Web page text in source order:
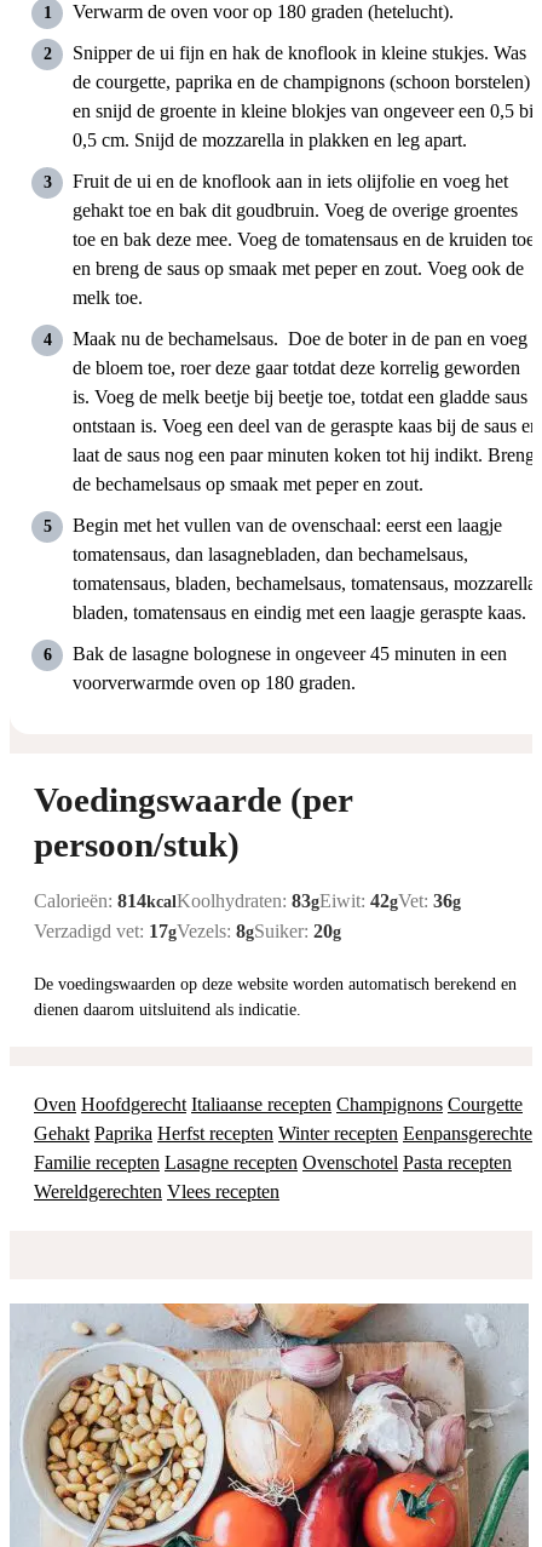
Verwarm de oven voor op 180 graden (hetelucht).
Snipper de ui fijn en hak de knoflook in kleine stukjes. Was
de courgette, paprika en de champignons (schoon borstelen)
en snijd de groente in kleine blokjes van ongeveer een 0,5 bij
0,5 cm. Snijd de mozzarella in plakken en leg apart.
Fruit de ui en de knoflook aan in iets olijfolie en voeg het
gehakt toe en bak dit goudbruin. Voeg de overige groentes
toe en bak deze mee. Voeg de tomatensaus en de kruiden toe
en breng de saus op smaak met peper en zout. Voeg ook de
melk toe.
Maak nu de bechamelsaus. Doe de boter in de pan en voeg
de bloem toe, roer deze gaar totdat deze korrelig geworden
is. Voeg de melk beetje bij beetje toe, totdat een gladde saus
ontstaan is. Voeg een deel van de geraspte kaas bij de saus en
laat de saus nog een paar minuten koken tot hij indikt. Breng
de bechamelsaus op smaak met peper en zout.
Begin met het vullen van de ovenschaal: eerst een laagje
tomatensaus, dan lasagnebladen, dan bechamelsaus,
tomatensaus, bladen, bechamelsaus, tomatensaus, mozzarella,
bladen, tomatensaus en eindig met een laagje geraspte kaas.
Bak de lasagne bolognese in ongeveer 45 minuten in een
voorverwarmde oven op 180 graden.
Voedingswaarde (per
persoon/stuk)
Calorieën: 814kcalKoolhydraten: 83gEiwit: 42gVet: 36g
Verzadigd vet: 17gVezels: 8gSuiker: 20g
De voedingswaarden op deze website worden automatisch berekend en
dienen daarom uitsluitend als indicatie.
Oven Hoofdgerecht Italiaanse recepten Champignons Courgette
Gehakt Paprika Herfst recepten Winter recepten Eenpansgerechten
Familie recepten Lasagne recepten Ovenschotel Pasta recepten
Wereldgerechten Vlees recepten